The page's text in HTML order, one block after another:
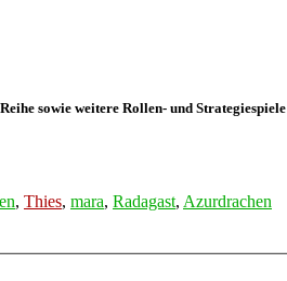
sowie weitere Rollen- und Strategiespiele
, Thies, mara, Radagast, Azurdrachen